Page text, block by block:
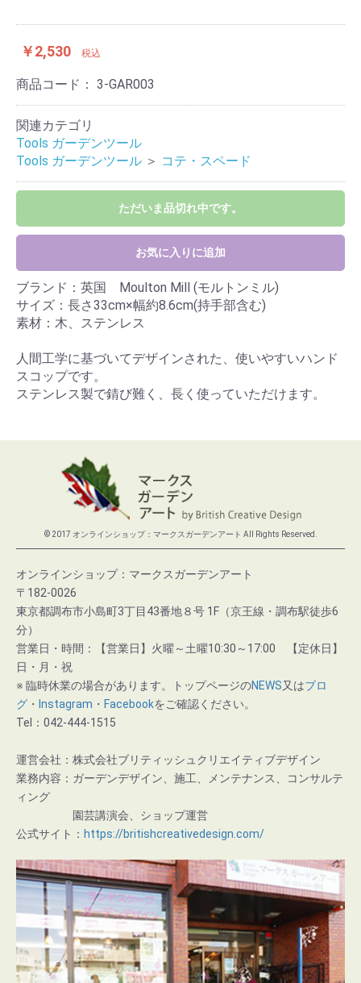
￥2,530 税込
商品コード： 3-GAR003
関連カテゴリ
Tools ガーデンツール
Tools ガーデンツール ＞ コテ・スペード
ただいま品切れ中です。
お気に入りに追加
ブランド：英国 Moulton Mill (モルトンミル)
サイズ：長さ33cm×幅約8.6cm(持手部含む)
素材：木、ステンレス
人間工学に基づいてデザインされた、使いやすいハンド
スコップです。
ステンレス製で錆び難く、長く使っていただけます。
© 2017 オンラインショップ：マークスガーデンアート All Rights Reserved.
オンラインショップ：マークスガーデンアート
〒182-0026
東京都調布市小島町3丁目43番地８号 1F（京王線・調布駅徒歩6
分）
営業日・時間：【営業日】火曜～土曜10:30～17:00 【定休日】
日・月・祝
※ 臨時休業の場合があります。トップページのNEWS又はブロ
グ ・ Instagram ・ Facebookをご確認ください。
Tel：042-444-1515
運営会社：株式会社ブリティッシュクリエイティブデザイン
業務内容：ガーデンデザイン、施工、メンテナンス、コンサルテ
ィング
園芸講演会、ショップ運営
公式サイト： https://britishcreativedesign.com/